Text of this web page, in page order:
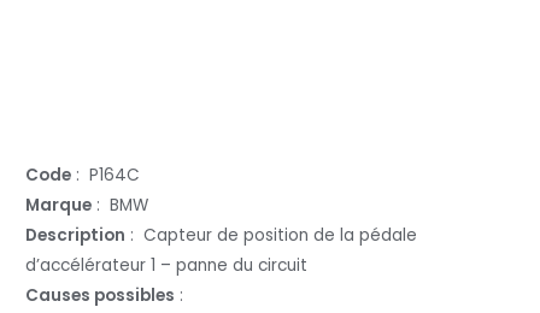
Code : P164C
Marque : BMW
Description : Capteur de position de la pédale
d’accélérateur 1 – panne du circuit
Causes possibles :